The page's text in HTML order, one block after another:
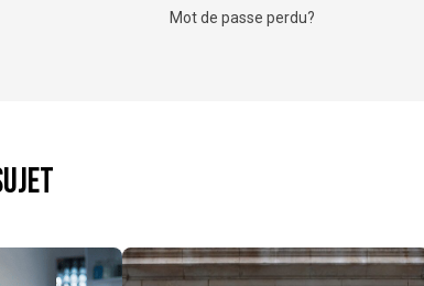
Mot de passe perdu?